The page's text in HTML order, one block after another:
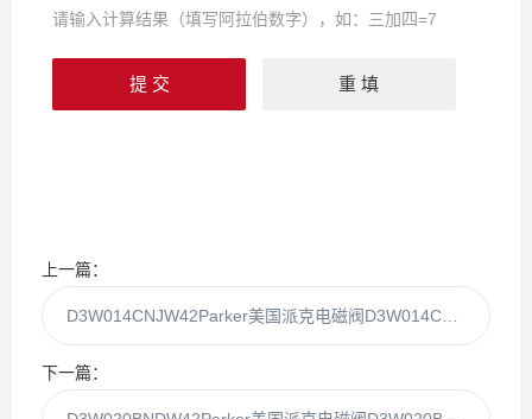
请输入计算结果（填写阿拉伯数字），如：三加四=7
上一篇：
下一篇：